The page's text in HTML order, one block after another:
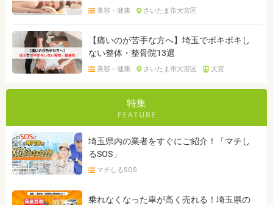
美容・健康 さいたま市大宮区
【痛いのが苦手な方へ】埼玉でボキボキし
ない整体・整骨院13選
美容・健康 さいたま市大宮区 大宮
特集
埼玉県内の業者をすぐにご紹介！「マチし
るSOS」
マチしるSOS
乗れなくなった車が高く売れる！埼玉県の